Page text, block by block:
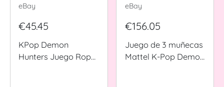
eBay
€45.45
KPop Demon
Hunters Juego Ropa
eBay
€156.05
Juego de 3 muñecas
Mattel K-Pop Demon